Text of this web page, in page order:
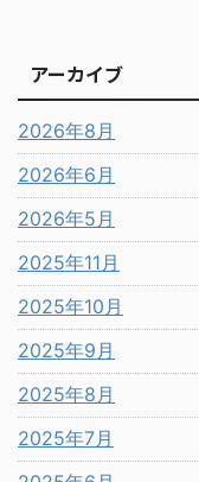
アーカイブ
2026年8月
2026年6月
2026年5月
2025年11月
2025年10月
2025年9月
2025年8月
2025年7月